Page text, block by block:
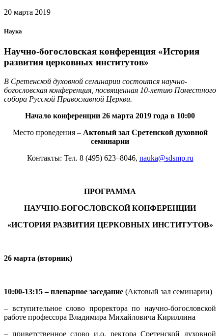
20 марта 2019
Наука
Научно-богословская конференция «История
развития церковных институтов»
В Сретенской духовной семинарии состоится научно-
богословская конференция, посвященная 10-летию Поместного
собора Русской Православной Церкви.
Начало конференции 26 марта 2019 года в 10:00
Место проведения – Актовый зал Сретенской духовной
семинарии
Контакты: Тел. 8 (495) 623–8046, nauka@sdsmp.ru
ПРОГРАММА
НАУЧНО-БОГОСЛОВСКОЙ КОНФЕРЕНЦИИ
«ИСТОРИЯ РАЗВИТИЯ ЦЕРКОВНЫХ ИНСТИТУТОВ»
26 марта (вторник)
10:00-13:15 – пленарное заседание (Актовый зал семинарии)
– вступительное слово проректора по научно-богословской
работе профессора Владимира Михайловича Кириллина
– приветственное слово и.о. ректора Сретенской духовной